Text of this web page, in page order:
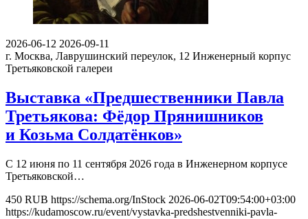
2026-06-12 2026-09-11
г. Москва, Лаврушинский переулок, 12 Инженерный корпус
Третьяковской галереи
Выставка «Предшественники Павла
Третьякова: Фёдор Прянишников
и Козьма Солдатёнков»
С 12 июня по 11 сентября 2026 года в Инженерном корпусе
Третьяковской…
450 RUB https://schema.org/InStock 2026-06-02T09:54:00+03:00
https://kudamoscow.ru/event/vystavka-predshestvenniki-pavla-